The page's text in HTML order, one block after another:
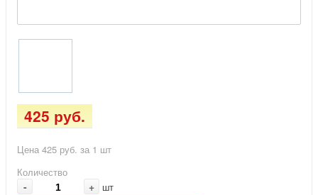
425 руб.
Цена 425 руб. за 1 шт
Количество
- + шт